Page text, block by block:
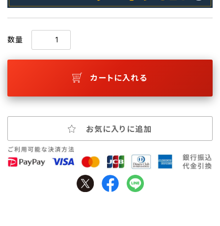
数量
カートに入れる
お気に入りに追加